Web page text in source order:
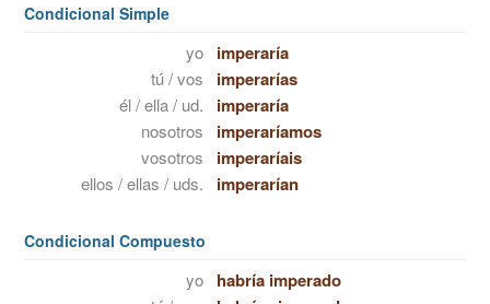
Condicional Simple
yo imperaría
tú / vos imperarías
él / ella / ud. imperaría
nosotros imperaríamos
vosotros imperaríais
ellos / ellas / uds. imperarían
Condicional Compuesto
yo habría imperado